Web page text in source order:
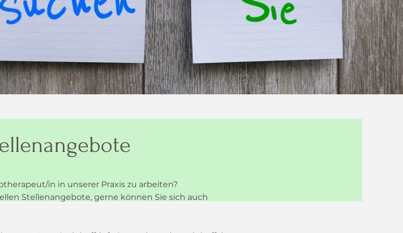
in in unserer Praxis zu arbeiten?
Stellenangebote, gerne können Sie sich auch